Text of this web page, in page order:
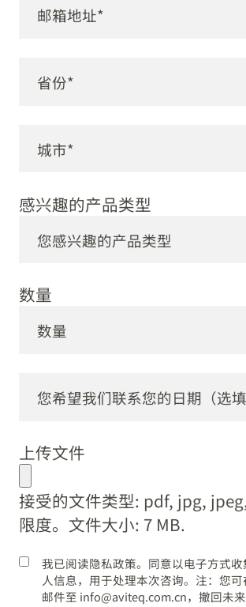
感兴趣的产品类型
数量
DD
MM
YYYY
上传文件
接受的文件类型: pdf, jpg,
限度。文件大小: 7 MB.
我已阅读隐私政策。同意以电子方式
人信息，用于处理本次咨询。注：您
邮件至 info@aviteq.com.cn，撤回未来